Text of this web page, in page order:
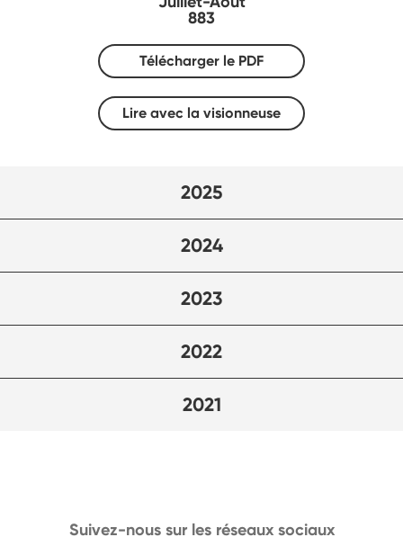
883
Télécharger le PDF
Lire avec la visionneuse
2025
2024
2023
2022
2021
Suivez-nous sur les réseaux sociaux